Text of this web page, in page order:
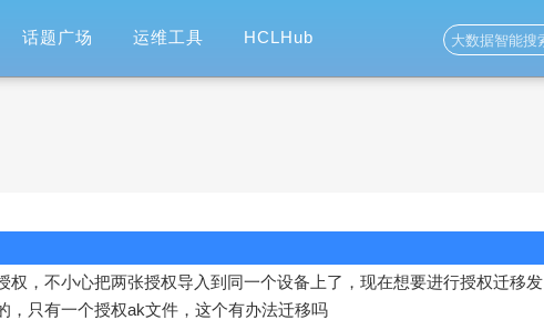
话题广场 运维工具 HCLHub
权，不小心把两张授权导入到同一个设备上了，现在想要进行授权迁移发
，只有一个授权ak文件，这个有办法迁移吗